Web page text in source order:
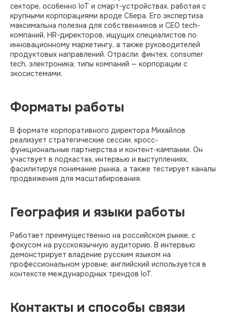
секторе, особенно IoT и смарт-устройствах, работая с
крупными корпорациями вроде Сбера. Его экспертиза
максимальна полезна для собственников и CEO tech-
компаний, HR-директоров, ищущих специалистов по
инновационному маркетингу, а также руководителей
продуктовых направлений. Отрасли: финтех, consumer
tech, электроника; типы компаний — корпорации с
экосистемами.
Форматы работы
В формате корпоративного директора Михайлов
реализует стратегические сессии, кросс-
функциональные партнерства и контент-кампании. Он
участвует в подкастах, интервью и выступлениях,
фасилитируя понимание рынка, а также тестирует каналы
продвижения для масштабирования.​
География и языки работы
Работает преимущественно на российском рынке, с
фокусом на русскоязычную аудиторию. В интервью
демонстрирует владение русским языком на
профессиональном уровне; английский используется в
контексте международных трендов IoT.​​
Контакты и способы связи